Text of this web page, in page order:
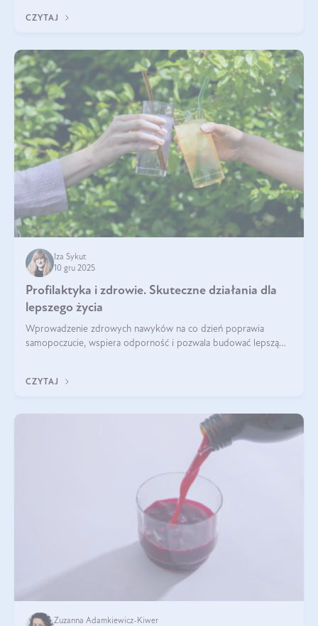
CZYTAJ
Iza Sykut
10 gru 2025
Profilaktyka i zdrowie. Skuteczne działania dla
lepszego życia
Wprowadzenie zdrowych nawyków na co dzień poprawia
samopoczucie, wspiera odporność i pozwala budować lepszą
CZYTAJ
Zuzanna Adamkiewicz-Kiwer